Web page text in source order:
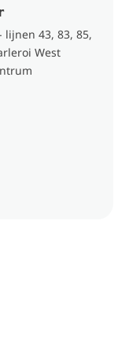
lijnen 43, 83, 85,
West